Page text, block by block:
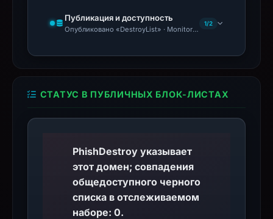
Публикация и доступность
Опубликовано «DestroyList» · Monitoring Continues
1/2
СТАТУС В ПУБЛИЧНЫХ БЛОК-ЛИСТАХ
PhishDestroy указывает
этот домен; совпадения
общедоступного черного
списка в отслеживаемом
наборе: 0.